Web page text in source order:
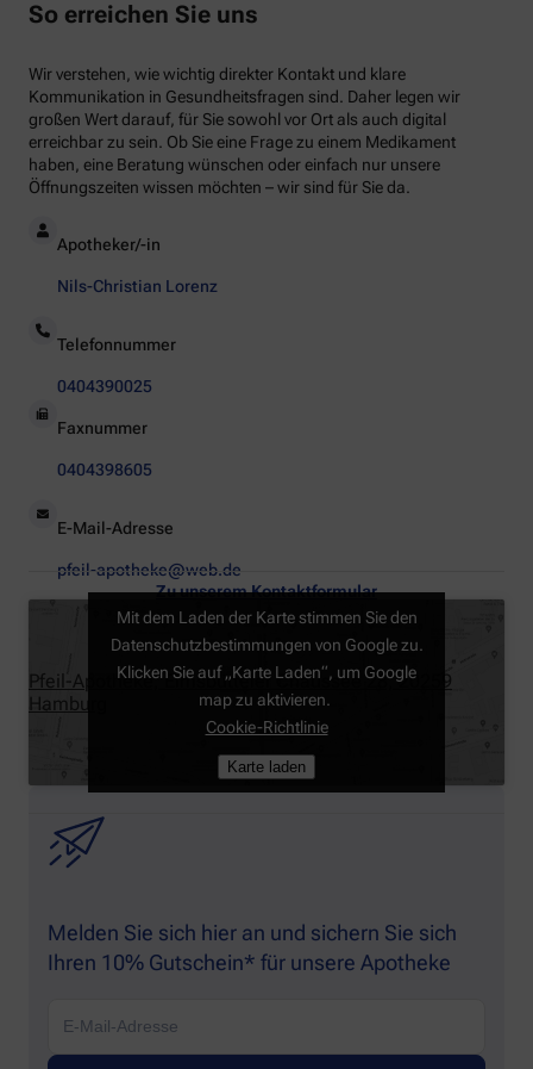
So erreichen Sie uns
Wir verstehen, wie wichtig direkter Kontakt und klare
Kommunikation in Gesundheitsfragen sind. Daher legen wir
großen Wert darauf, für Sie sowohl vor Ort als auch digital
erreichbar zu sein. Ob Sie eine Frage zu einem Medikament
haben, eine Beratung wünschen oder einfach nur unsere
Öffnungszeiten wissen möchten – wir sind für Sie da.
Apotheker/-in
Nils-Christian Lorenz
Telefonnummer
0404390025
Faxnummer
0404398605
E-Mail-Adresse
pfeil-apotheke@web.de
Zu unserem Kontaktformular
Pfeil-Apotheke, Eimsbütteler Chaussee 28, 20259
Hamburg
Mit dem Laden der Karte stimmen Sie den
Datenschutzbestimmungen von Google zu.
Klicken Sie auf „Karte Laden“, um Google
map zu aktivieren.
Cookie-Richtlinie
Karte laden
Melden Sie sich hier an und sichern Sie sich
Ihren 10% Gutschein* für unsere Apotheke